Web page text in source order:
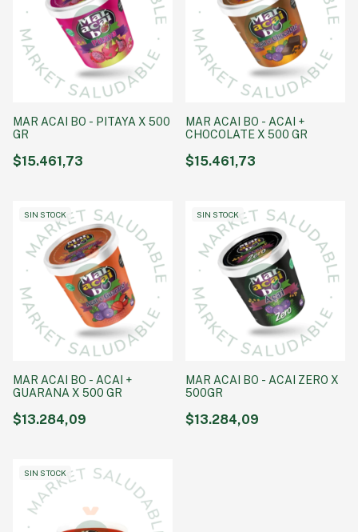
MAR ACAI BO - PITAYA X 500
GR
$15.461,73
MAR ACAI BO - ACAI +
CHOCOLATE X 500 GR
$15.461,73
SIN STOCK
MAR ACAI BO - ACAI +
GUARANA X 500 GR
$13.284,09
SIN STOCK
MAR ACAI BO - ACAI ZERO X
500GR
$13.284,09
SIN STOCK